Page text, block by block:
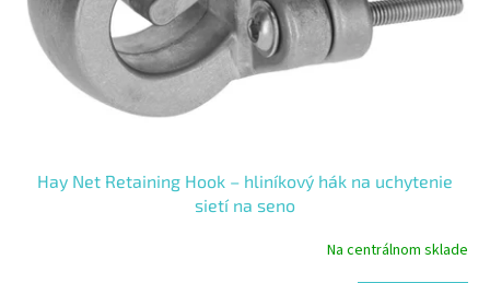
Hay Net Retaining Hook – hliníkový hák na uchytenie
sietí na seno
Na centrálnom sklade